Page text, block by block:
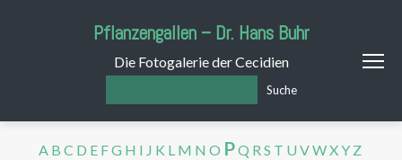
Pflanzengallen – Dr. Hans Buhr
Die Fotogalerie der Cecidien
Suche
A B C D E FG H I J K L M N O PQ R S T U VWXY Z